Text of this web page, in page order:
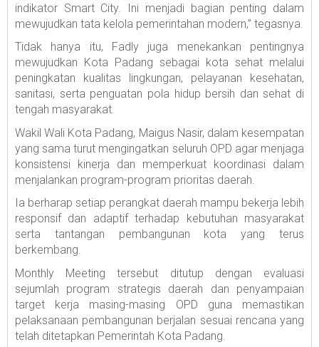
indikator Smart City. Ini menjadi bagian penting dalam
mewujudkan tata kelola pemerintahan modern,” tegasnya.
Tidak hanya itu, Fadly juga menekankan pentingnya
mewujudkan Kota Padang sebagai kota sehat melalui
peningkatan kualitas lingkungan, pelayanan kesehatan,
sanitasi, serta penguatan pola hidup bersih dan sehat di
tengah masyarakat.
Wakil Wali Kota Padang, Maigus Nasir, dalam kesempatan
yang sama turut mengingatkan seluruh OPD agar menjaga
konsistensi kinerja dan memperkuat koordinasi dalam
menjalankan program-program prioritas daerah.
Ia berharap setiap perangkat daerah mampu bekerja lebih
responsif dan adaptif terhadap kebutuhan masyarakat
serta tantangan pembangunan kota yang terus
berkembang.
Monthly Meeting tersebut ditutup dengan evaluasi
sejumlah program strategis daerah dan penyampaian
target kerja masing-masing OPD guna memastikan
pelaksanaan pembangunan berjalan sesuai rencana yang
telah ditetapkan Pemerintah Kota Padang.